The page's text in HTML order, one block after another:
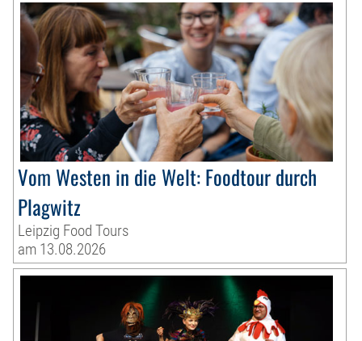
Vom Westen in die Welt: Foodtour durch
Plagwitz
Leipzig Food Tours
am 13.08.2026